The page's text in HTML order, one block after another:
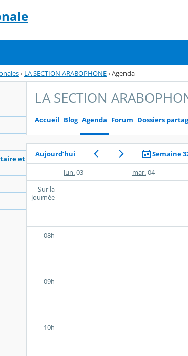
› LA SECTION ARABOPHONE›Agenda
et
LA SECTION
Accueil Blog Agenda Forum Dossiers
Aujourd’hui Semaine
lun.03 mar.04
Sur la
journée
08h
09h
10h